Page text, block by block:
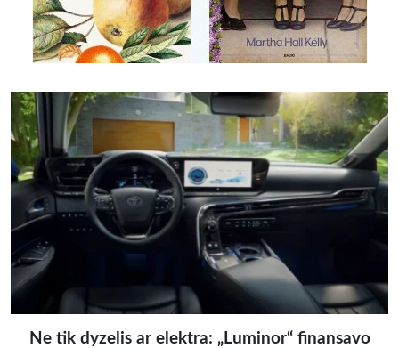
Ne tik dyzelis ar elektra: „Luminor“ finansavo